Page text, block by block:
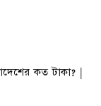
কত টাকা? |